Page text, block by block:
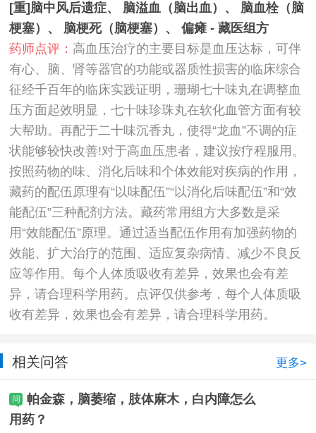
[重]脑中风后遗症、 脑溢血（脑出血）、 脑血栓（脑
梗塞）、 脑梗死（脑梗塞）、 偏瘫 - 藏医组方
药师点评： 高血压治疗的主要目标是血压达标，可伴
有心、脑、肾等器官的功能或器质性损害的临床综合
征经千百年的临床实践证明，珊瑚七十味丸在调整血
压方面起效明显，七十味珍珠丸在软化血管方面有较
大帮助。再配于二十味沉香丸，使得“龙血”不调的症
状能够较快改善!对于高血压患者，建议按疗程服用。
按照药物的味、消化后味和个体效能对疾病的作用，
藏药的配伍原理有“以味配伍”“以消化后味配伍”和“效
能配伍”三种配剂方法。藏药常用组方大多数是采
用“效能配伍”原理。通过适当配伍作用有加强药物的
效能、扩大治疗的范围、适应复杂病情、减少不良反
应等作用。每个人体质吸收有差异，效果也会有差
异，请合理科学用药。点评仅供参考，每个人体质吸
收有差异，效果也会有差异，请合理科学用药。
相关问答 更多>
帕金森，脑萎缩，肢体麻木，白内障怎么
用药？